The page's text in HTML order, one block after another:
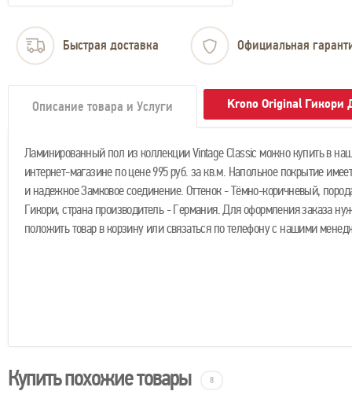
Быстрая доставка Официальная
Описание товара и Услуги Krono Original
Ламинированный пол из коллекции Vintage Classic можно купить в
интернет-магазине по цене 995 руб. за кв.м. Напольное покрытие
и надежное Замковое соединение. Оттенок - Тёмно-коричневый,
Гикори, страна производитель - Германия. Для оформления заказа
положить товар в корзину или связаться по телефону с нашими
Купить похожие товары 8